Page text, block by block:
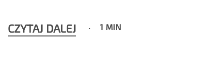
CZYTAJ DALEJ 1 MIN